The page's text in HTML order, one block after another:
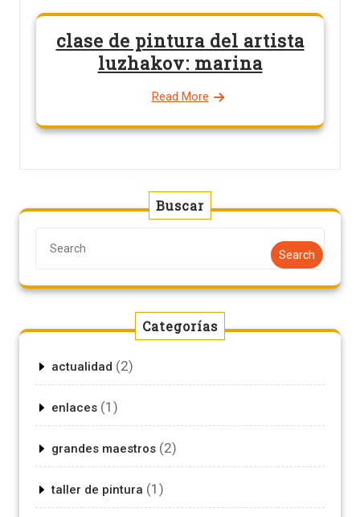
clase de pintura del artista
luzhakov: marina
Read More
Buscar
Search
Categorías
actualidad (2)
enlaces (1)
grandes maestros (2)
taller de pintura (1)